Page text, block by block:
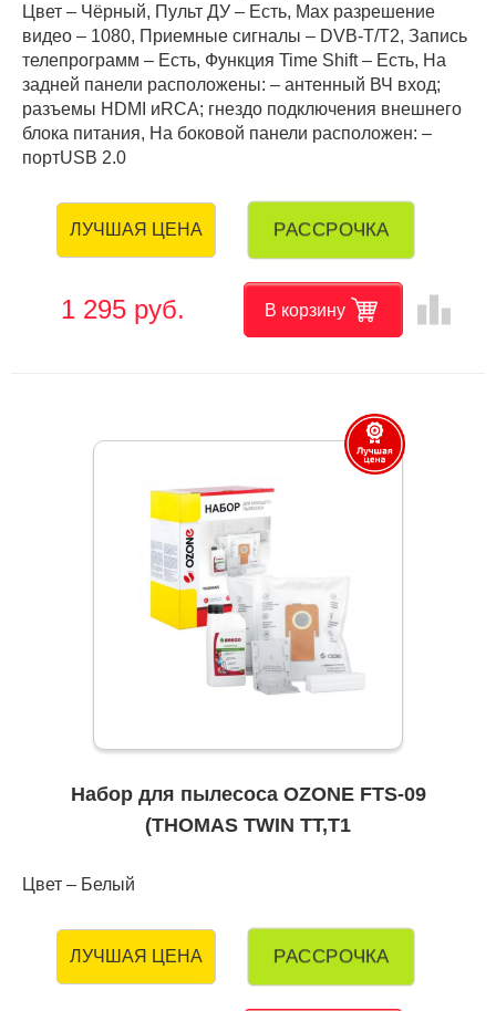
Цвет – Чёрный, Пульт ДУ – Есть, Мах разрешение
видео – 1080, Приемные сигналы – DVB-T/T2, Запись
телепрограмм – Есть, Функция Time Shift – Есть, На
задней панели расположены: – антенный ВЧ вход;
разъемы HDMI иRCA; гнездо подключения внешнего
блока питания, На боковой панели расположен: –
портUSB 2.0
ЛУЧШАЯ ЦЕНА РАССРОЧКА
1 295 руб. В корзину leaderboard
Набор для пылесоса OZONE FTS-09
(THOMAS TWIN TT,T1
Цвет – Белый
ЛУЧШАЯ ЦЕНА РАССРОЧКА